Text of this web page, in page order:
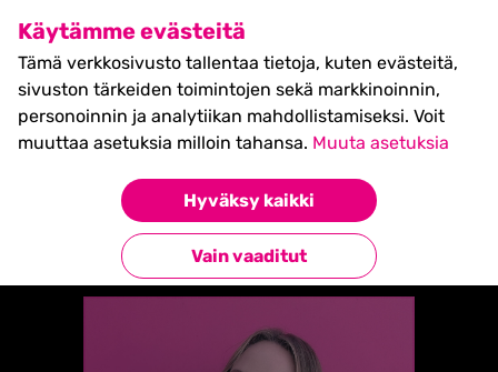
Käytämme evästeitä
Tämä verkkosivusto tallentaa tietoja, kuten evästeitä,
sivuston tärkeiden toimintojen sekä markkinoinnin,
personoinnin ja analytiikan mahdollistamiseksi. Voit
muuttaa asetuksia milloin tahansa. Muuta asetuksia
Hyväksy kaikki
Vain vaaditut
SHIFT Business Festival
27.5.2027, Turku - liput
myynnissä nyt! >>
Hanna Sormunen
Takaisin yhteystietoihin